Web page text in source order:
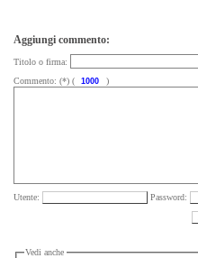
Aggiungi commento:
Titolo o firma:
Commento: (*) (
)
Utente: Password:
Vedi anche